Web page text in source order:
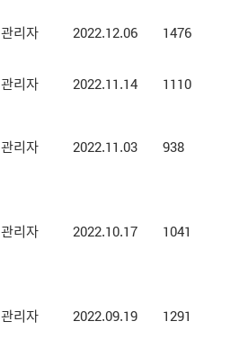
관리자 2022.12.06 1476
관리자 2022.11.14 1110
관리자 2022.11.03 938
관리자 2022.10.17 1041
관리자 2022.09.19 1291